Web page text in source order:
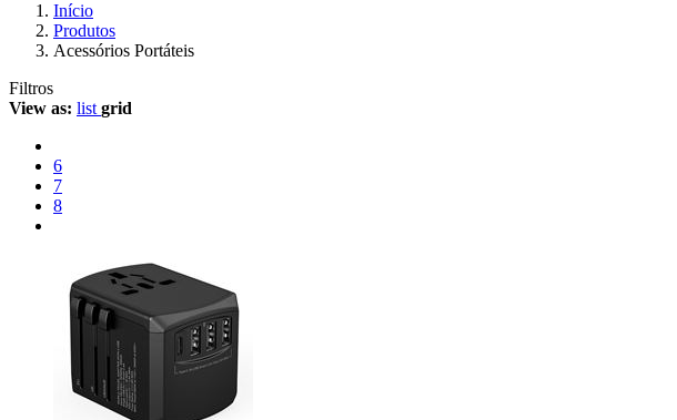
Início
Produtos
Acessórios Portáteis
Filtros
View as: list grid
6
7
8